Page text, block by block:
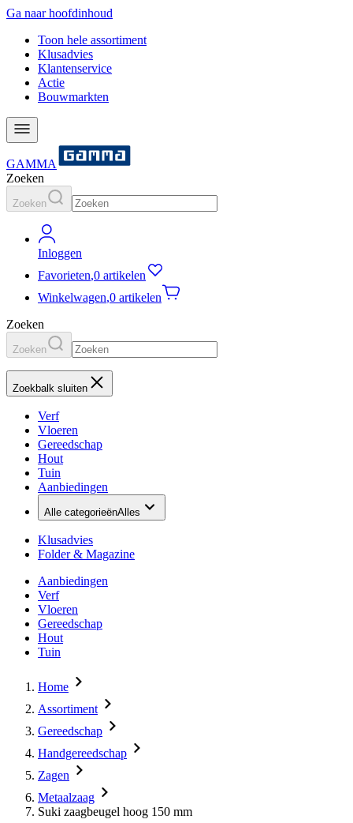
Ga naar hoofdinhoud
Toon hele assortiment
Klusadvies
Klantenservice
Actie
Bouwmarkten
GAMMA
Zoeken
Zoeken
Inloggen
Favorieten,0 artikelen
Winkelwagen,0 artikelen
Zoeken
Zoeken
Zoekbalk sluiten
Verf
Vloeren
Gereedschap
Hout
Tuin
Aanbiedingen
Alle categorieënAlles
Klusadvies
Folder & Magazine
Aanbiedingen
Verf
Vloeren
Gereedschap
Hout
Tuin
Home
Assortiment
Gereedschap
Handgereedschap
Zagen
Metaalzaag
Suki zaagbeugel hoog 150 mm